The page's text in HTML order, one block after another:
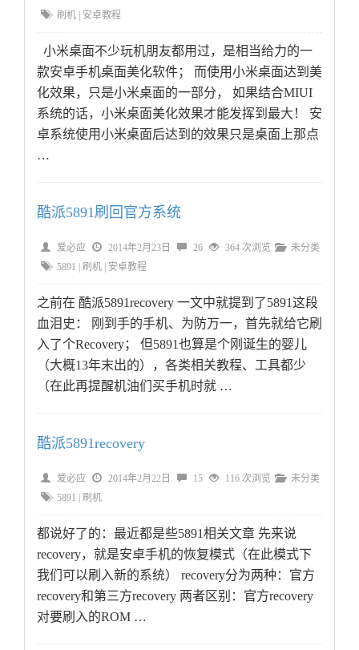
刷机
安卓教程
小米桌面不少玩机朋友都用过，是相当给力的一
款安卓手机桌面美化软件； 而使用小米桌面达到美
化效果，只是小米桌面的一部分， 如果结合MIUI
系统的话，小米桌面美化效果才能发挥到最大！ 安
卓系统使用小米桌面后达到的效果只是桌面上那点
…
酷派5891刷回官方系统
爱必应 2014年2月23日 26 364 次浏览
未分类
5891
刷机 安卓教程
之前在 酷派5891recovery 一文中就提到了5891这段
血泪史： 刚到手的手机、为防万一，首先就给它刷
入了个Recovery； 但5891也算是个刚诞生的婴儿
（大概13年末出的），各类相关教程、工具都少
（在此再提醒机油们买手机时就 …
酷派5891recovery
爱必应 2014年2月22日 15 116 次浏览
未分类
5891
刷机
都说好了的：最近都是些5891相关文章 先来说
recovery，就是安卓手机的恢复模式（在此模式下
我们可以刷入新的系统） recovery分为两种：官方
recovery和第三方recovery 两者区别：官方recovery
对要刷入的ROM …